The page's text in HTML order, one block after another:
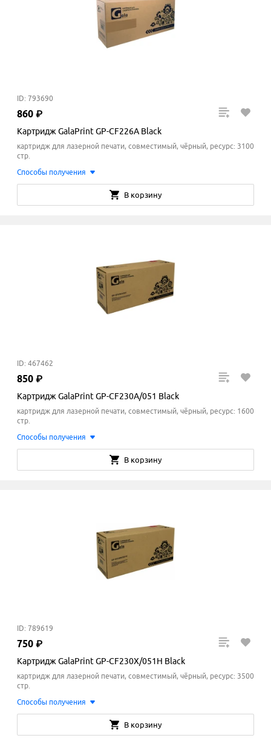
ID: 793690
860 ₽
Картридж GalaPrint GP-CF226A Black
картридж для лазерной печати, совместимый, чёрный, ресурс: 3100
стр.
Способы получения
В корзину
ID: 467462
850 ₽
Картридж GalaPrint GP-CF230A/051 Black
картридж для лазерной печати, совместимый, чёрный, ресурс: 1600
стр.
Способы получения
В корзину
ID: 789619
750 ₽
Картридж GalaPrint GP-CF230X/051H Black
картридж для лазерной печати, совместимый, чёрный, ресурс: 3500
стр.
Способы получения
В корзину